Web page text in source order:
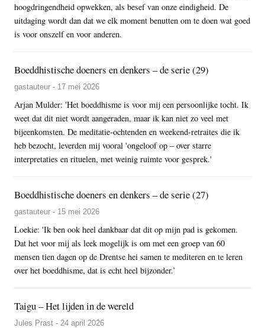
hoogdringendheid opwekken, als besef van onze eindigheid. De
uitdaging wordt dan dat we elk moment benutten om te doen wat goed
is voor onszelf en voor anderen.
Boeddhistische doeners en denkers – de serie (29)
gastauteur - 17 mei 2026
Arjan Mulder: 'Het boeddhisme is voor mij een persoonlijke tocht. Ik
weet dat dit niet wordt aangeraden, maar ik kan niet zo veel met
bijeenkomsten. De meditatie-ochtenden en weekend-retraites die ik
heb bezocht, leverden mij vooral 'ongeloof op – over starre
interpretaties en rituelen, met weinig ruimte voor gesprek.'
Boeddhistische doeners en denkers – de serie (27)
gastauteur - 15 mei 2026
Loekie: 'Ik ben ook heel dankbaar dat dit op mijn pad is gekomen.
Dat het voor mij als leek mogelijk is om met een groep van 60
mensen tien dagen op de Drentse hei samen te mediteren en te leren
over het boeddhisme, dat is echt heel bijzonder.’
Taigu – Het lijden in de wereld
Jules Prast - 24 april 2026